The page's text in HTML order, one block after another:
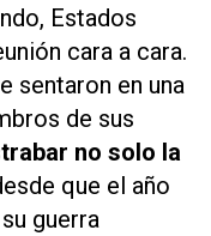
Estados
cara a cara.
sentaron en una
de sus
no solo la
que el año
guerra